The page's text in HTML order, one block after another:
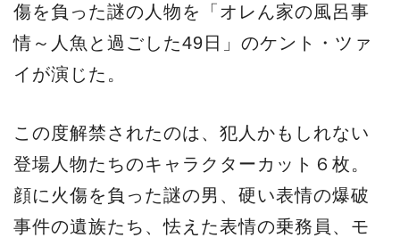
傷を負った謎の人物を「オレん家の風呂事
情～人魚と過ごした49日」のケント・ツァ
イが演じた。
この度解禁されたのは、犯人かもしれない
登場人物たちのキャラクターカット６枚。
顔に火傷を負った謎の男、硬い表情の爆破
事件の遺族たち、怯えた表情の乗務員、モ